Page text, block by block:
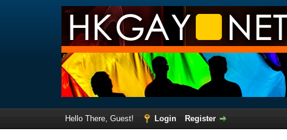
Hello There, Guest! Login
Register